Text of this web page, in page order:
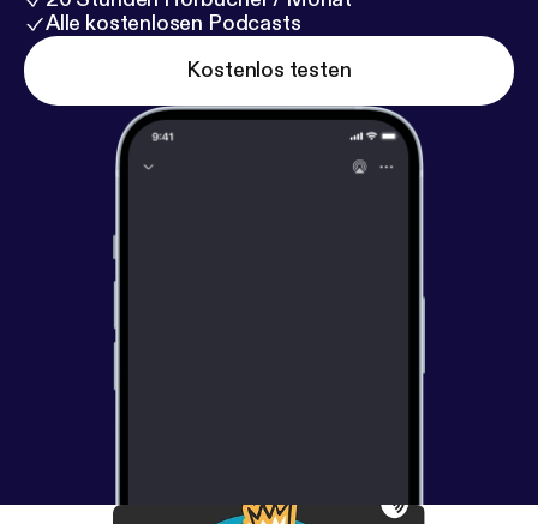
Alle kostenlosen Podcasts
Kostenlos testen